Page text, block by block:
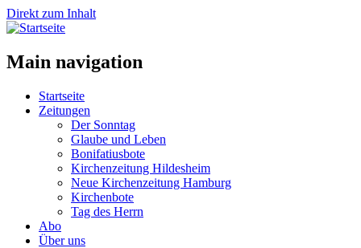
Direkt zum Inhalt
Main navigation
Startseite
Zeitungen
Der Sonntag
Glaube und Leben
Bonifatiusbote
Kirchenzeitung Hildesheim
Neue Kirchenzeitung Hamburg
Kirchenbote
Tag des Herrn
Abo
Über uns